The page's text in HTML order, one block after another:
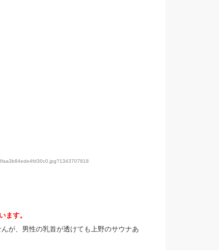
ます。
が、男性の乳首が透けても上野のサウナあ